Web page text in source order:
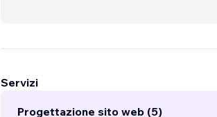
Servizi
Progettazione sito web (5)